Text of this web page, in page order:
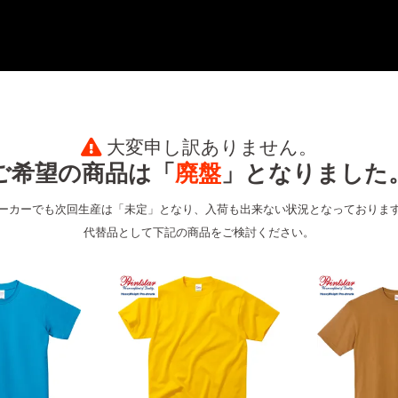
大変申し訳ありません。
希望の商品は「廃盤」となりました
カーでも次回生産は「未定」となり、入荷も出来ない状況となっておりま
代替品として下記の商品をご検討ください。